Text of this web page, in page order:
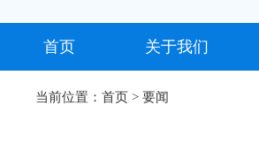
首页 关于我们
当前位置： 首页 > 要闻